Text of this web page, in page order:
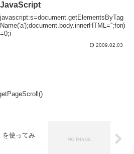
JavaScript
javascript:s=document.getElementsByTag
Name('a');document.body.innerHTML='';for(i
=0;i
2009.02.03
を使ってみ